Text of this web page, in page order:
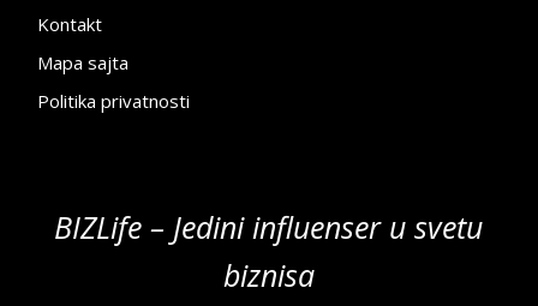
Kontakt
Mapa sajta
Politika privatnosti
BIZLife – Jedini influenser u svetu
biznisa